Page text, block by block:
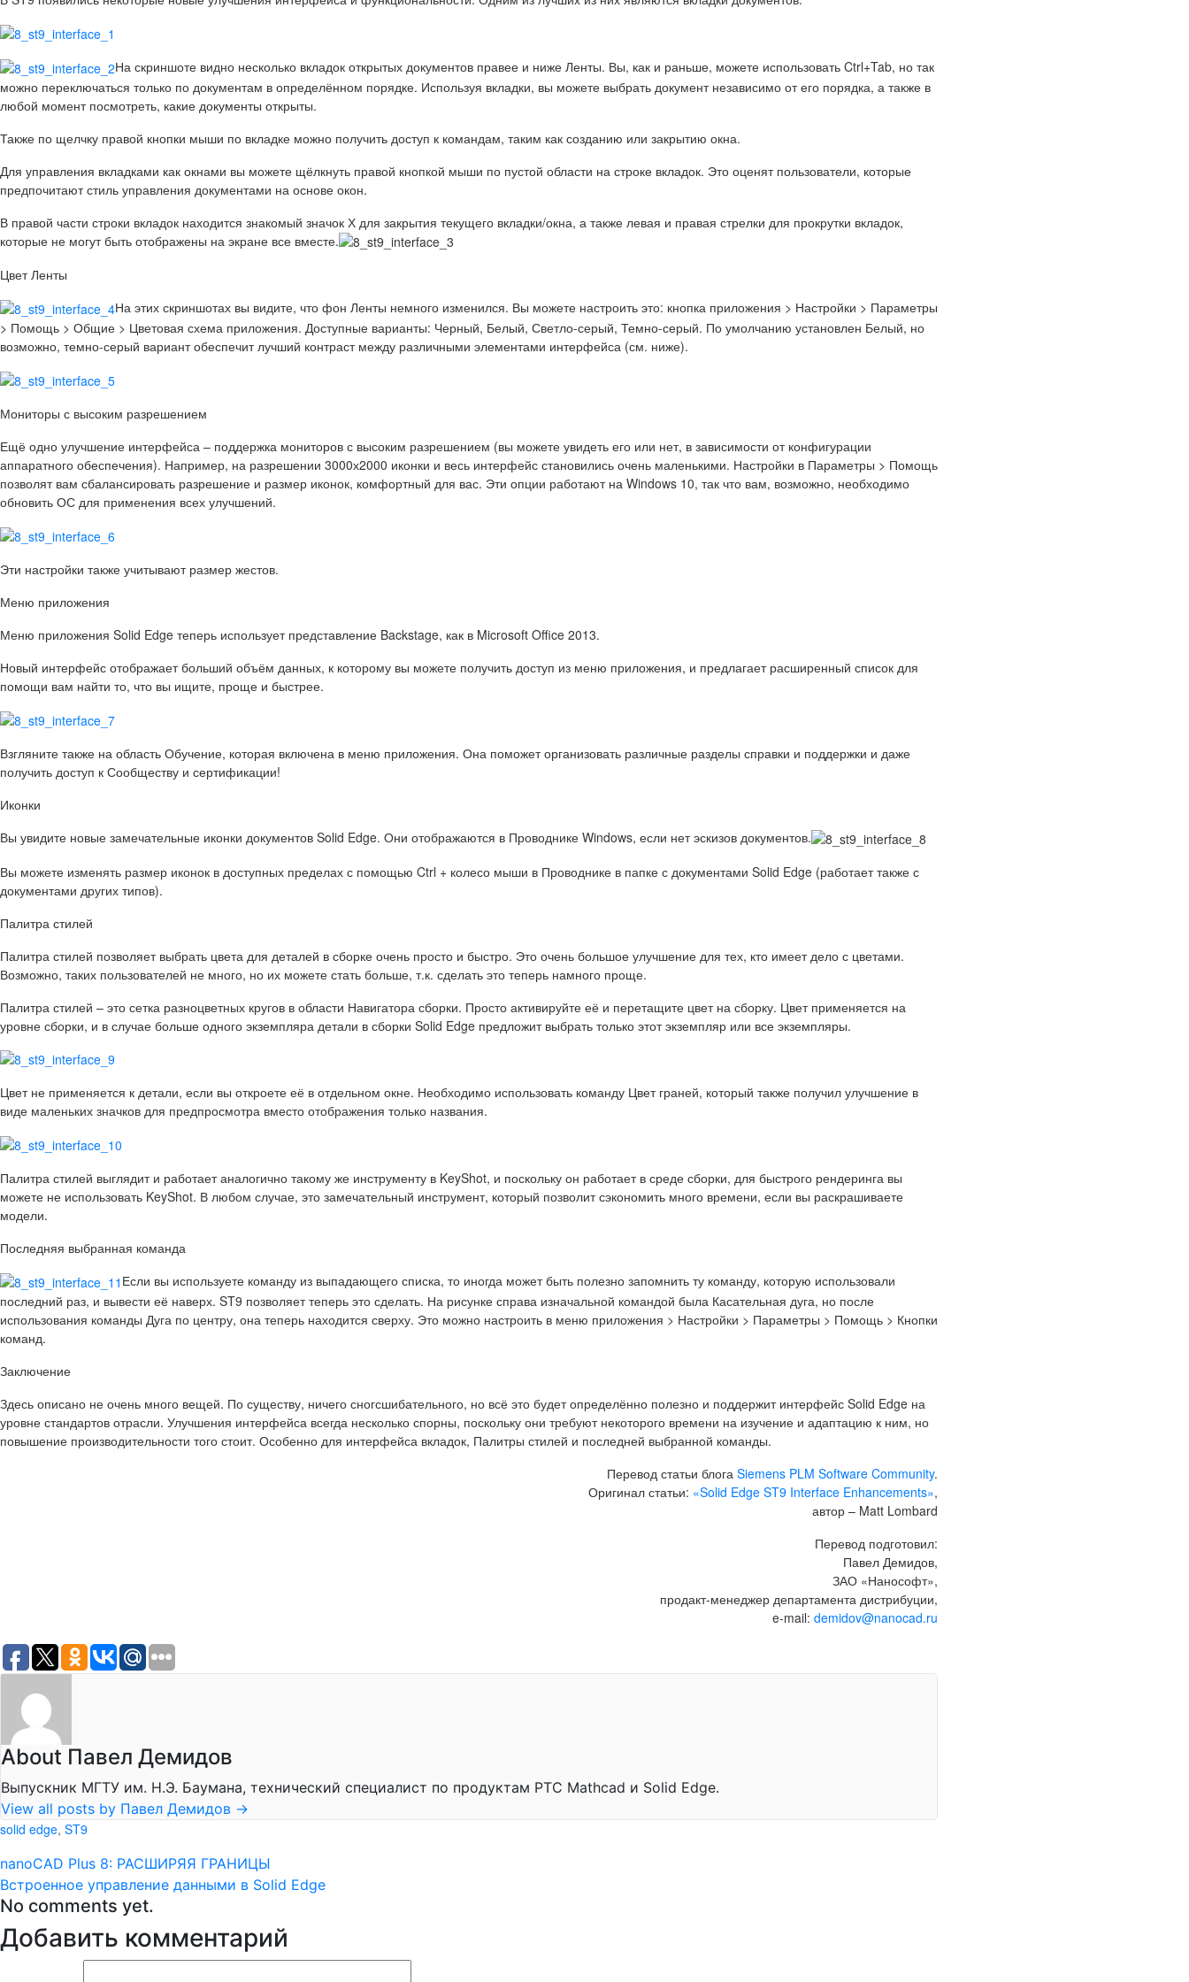
На скриншоте видно несколько вкладок открытых документов правее и ниже Ленты. Вы, как и раньше, можете использовать Ctrl+Tab, но так
можно переключаться только по документам в определённом порядке. Используя вкладки, вы можете выбрать документ независимо от его порядка, а также в
любой момент посмотреть, какие документы открыты.
Также по щелчку правой кнопки мыши по вкладке можно получить доступ к командам, таким как созданию или закрытию окна.
Для управления вкладками как окнами вы можете щёлкнуть правой кнопкой мыши по пустой области на строке вкладок. Это оценят пользователи, которые
предпочитают стиль управления документами на основе окон.
В правой части строки вкладок находится знакомый значок Х для закрытия текущего вкладки/окна, а также левая и правая стрелки для прокрутки вкладок,
которые не могут быть отображены на экране все вместе.
Цвет Ленты
На этих скриншотах вы видите, что фон Ленты немного изменился. Вы можете настроить это: кнопка приложения > Настройки > Параметры
> Помощь > Общие > Цветовая схема приложения. Доступные варианты: Черный, Белый, Светло-серый, Темно-серый. По умолчанию установлен Белый, но
возможно, темно-серый вариант обеспечит лучший контраст между различными элементами интерфейса (см. ниже).
Мониторы с высоким разрешением
Ещё одно улучшение интерфейса – поддержка мониторов с высоким разрешением (вы можете увидеть его или нет, в зависимости от конфигурации
аппаратного обеспечения). Например, на разрешении 3000х2000 иконки и весь интерфейс становились очень маленькими. Настройки в Параметры > Помощь
позволят вам сбалансировать разрешение и размер иконок, комфортный для вас. Эти опции работают на Windows 10, так что вам, возможно, необходимо
обновить ОС для применения всех улучшений.
Эти настройки также учитывают размер жестов.
Меню приложения
Меню приложения Solid Edge теперь использует представление Backstage, как в Microsoft Office 2013.
Новый интерфейс отображает больший объём данных, к которому вы можете получить доступ из меню приложения, и предлагает расширенный список для
помощи вам найти то, что вы ищите, проще и быстрее.
Взгляните также на область Обучение, которая включена в меню приложения. Она поможет организовать различные разделы справки и поддержки и даже
получить доступ к Сообществу и сертификации!
Иконки
Вы увидите новые замечательные иконки документов Solid Edge. Они отображаются в Проводнике Windows, если нет эскизов документов.
Вы можете изменять размер иконок в доступных пределах с помощью Ctrl + колесо мыши в Проводнике в папке с документами Solid Edge (работает также с
документами других типов).
Палитра стилей
Палитра стилей позволяет выбрать цвета для деталей в сборке очень просто и быстро. Это очень большое улучшение для тех, кто имеет дело с цветами.
Возможно, таких пользователей не много, но их можете стать больше, т.к. сделать это теперь намного проще.
Палитра стилей – это сетка разноцветных кругов в области Навигатора сборки. Просто активируйте её и перетащите цвет на сборку. Цвет применяется на
уровне сборки, и в случае больше одного экземпляра детали в сборки Solid Edge предложит выбрать только этот экземпляр или все экземпляры.
Цвет не применяется к детали, если вы откроете её в отдельном окне. Необходимо использовать команду Цвет граней, который также получил улучшение в
виде маленьких значков для предпросмотра вместо отображения только названия.
Палитра стилей выглядит и работает аналогично такому же инструменту в KeyShot, и поскольку он работает в среде сборки, для быстрого рендеринга вы
можете не использовать KeyShot. В любом случае, это замечательный инструмент, который позволит сэкономить много времени, если вы раскрашиваете
модели.
Последняя выбранная команда
Если вы используете команду из выпадающего списка, то иногда может быть полезно запомнить ту команду, которую использовали
последний раз, и вывести её наверх. ST9 позволяет теперь это сделать. На рисунке справа изначальной командой была Касательная дуга, но после
использования команды Дуга по центру, она теперь находится сверху. Это можно настроить в меню приложения > Настройки > Параметры > Помощь > Кнопки
команд.
Заключение
Здесь описано не очень много вещей. По существу, ничего сногсшибательного, но всё это будет определённо полезно и поддержит интерфейс Solid Edge на
уровне стандартов отрасли. Улучшения интерфейса всегда несколько спорны, поскольку они требуют некоторого времени на изучение и адаптацию к ним, но
повышение производительности того стоит. Особенно для интерфейса вкладок, Палитры стилей и последней выбранной команды.
Перевод статьи блога Siemens PLM Software Community.
Оригинал статьи: «Solid Edge ST9 Interface Enhancements»,
автор – Matt Lombard
Перевод подготовил:
Павел Демидов,
ЗАО «Нанософт»,
продакт-менеджер департамента дистрибуции,
e-mail: demidov@nanocad.ru
About Павел Демидов
Выпускник МГТУ им. Н.Э. Баумана, технический специалист по продуктам PTC Mathcad и Solid Edge.
View all posts by Павел Демидов →
solid edge, ST9
nanoCAD Plus 8: РАСШИРЯЯ ГРАНИЦЫ
Встроенное управление данными в Solid Edge
No comments yet.
Добавить комментарий